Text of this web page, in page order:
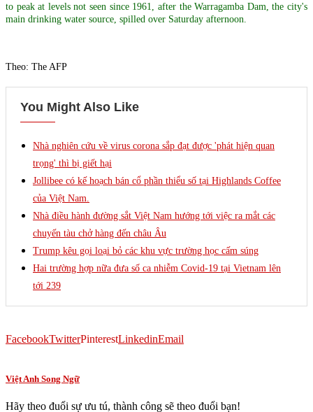
to peak at levels not seen since 1961, after the Warragamba Dam, the city's
main drinking water source, spilled over Saturday afternoon.
Theo: The AFP
You Might Also Like
Nhà nghiên cứu về virus corona sắp đạt được 'phát hiện quan
trọng' thì bị giết hại
Jollibee có kế hoạch bán cổ phần thiểu số tại Highlands Coffee
của Việt Nam.
Nhà điều hành đường sắt Việt Nam hướng tới việc ra mắt các
chuyến tàu chở hàng đến châu Âu
Trump kêu gọi loại bỏ các khu vực trường học cấm súng
Hai trường hợp nữa đưa số ca nhiễm Covid-19 tại Vietnam lên
tới 239
FacebookTwitterPinterestLinkedinEmail
Việt Anh Song Ngữ
Hãy theo đuổi sự ưu tú, thành công sẽ theo đuổi bạn!